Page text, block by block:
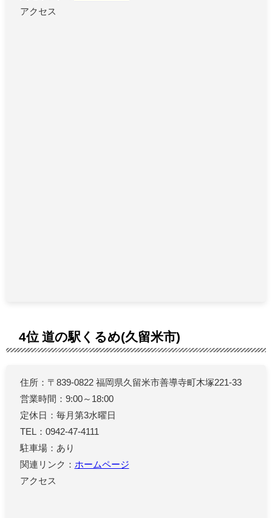
アクセス
4位 道の駅くるめ(久留米市)
住所：〒839-0822 福岡県久留米市善導寺町木塚221-33
営業時間：9:00～18:00
定休日：毎月第3水曜日
TEL：0942-47-4111
駐車場：あり
関連リンク： ホームページ
アクセス